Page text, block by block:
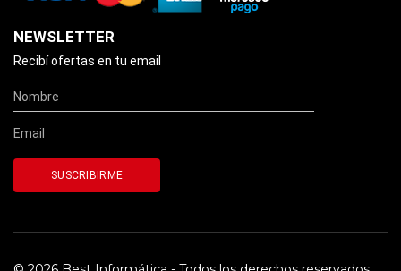
NEWSLETTER
Recibí ofertas en tu email